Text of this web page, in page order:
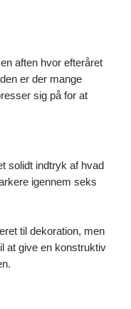
aften hvor efteråret
er der mange
sig på for at
solidt indtryk af hvad
igennem seks
til dekoration, men
at give en konstruktiv